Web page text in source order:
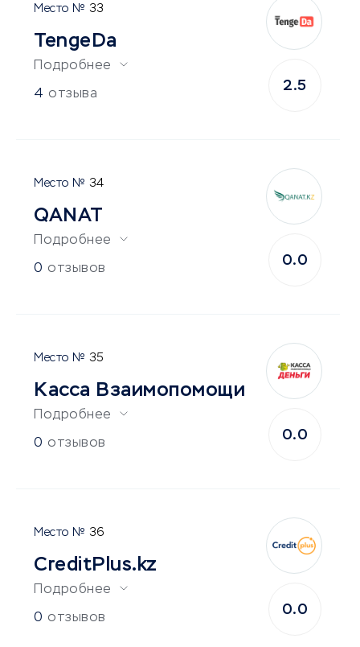
33
TengeDa
Подробнее
4 отзыва
2.5
34
QANAT
Подробнее
0 отзывов
0.0
35
Касса Взаимопомощи
Подробнее
0 отзывов
0.0
36
CreditPlus.kz
Подробнее
0 отзывов
0.0